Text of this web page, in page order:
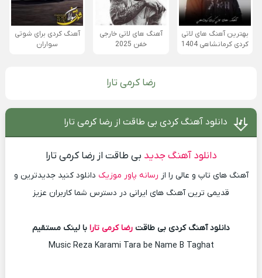
بهترین آهنگ های لاتی
کردی کرمانشاهی 1404
آهنگ های لاتی خارجی
خفن 2025
آهنگ کردی برای شوتی
سواران
رضا کرمی تارا
دانلود آهنگ کردی بی طاقت از رضا کرمی تارا
دانلود آهنگ جدید بی طاقت از رضا کرمی تارا
آهنگ های تاپ و عالی را از رسانه پاور موزیک دانلود کنید جدیدترین و
قدیمی ترین آهنگ های ایرانی در دسترس شما کاربران عزیز
دانلود آهنگ کردی بی طاقت رضا کرمی تارا با لینک مستقیم
Music Reza Karami Tara be Name B Taghat